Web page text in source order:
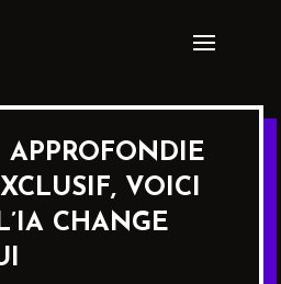
APPROFONDIE
VOICI
CHANGE